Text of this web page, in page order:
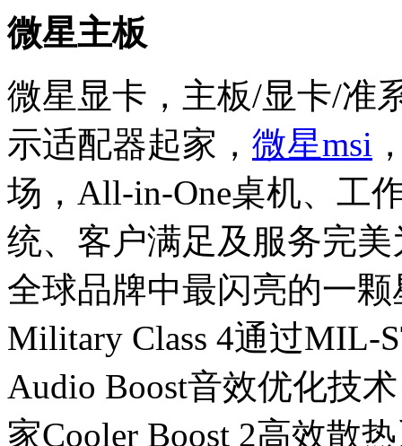
微星主板
微星显卡，主板/显卡/准
示适配器起家， 微星msi
场，All-in-One桌机、工
统、客户满足及服务完
全球品牌中最闪亮的一
Military Class 4通过MIL-
Audio Boost音效优化技
家Cooler Boost 2高效散